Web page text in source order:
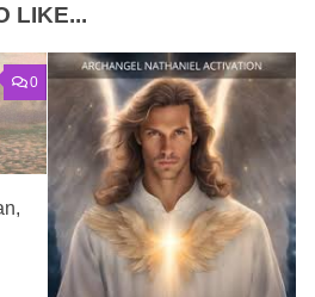
LIKE...
0